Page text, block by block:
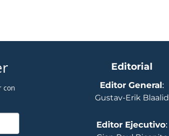
con
Editorial
Editor General:
Gustav-Erik Blaalid
Editor Ejecutivo: